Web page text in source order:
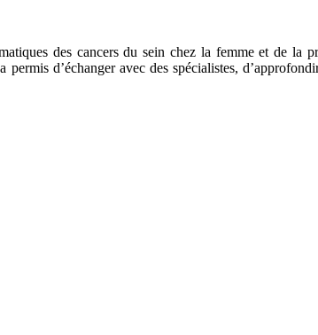
des cancers du sein chez la femme et de la
d’échanger avec des spécialistes,